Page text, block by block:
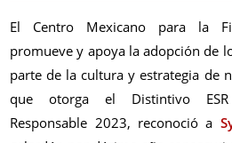
El Centro Mexicano para la
promueve y apoya la adopción de
parte de la cultura y estrategia de
que otorga el Distintivo ESR
Responsable 2023, reconoció a